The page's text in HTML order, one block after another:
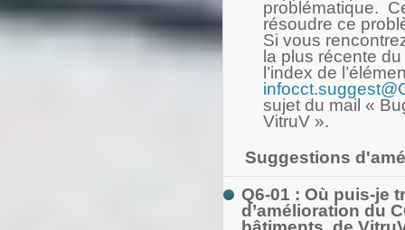
problématique.
résoudre ce
Si vous
la plus récente
l’index de
sujet du mail «
VitruV ».
Suggestions
Q6-01 : Où puis-je
d’amélioration du